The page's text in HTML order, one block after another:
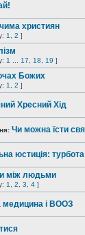
християн
1 2 ]
1 17 18 19 ]
Божих
1 2 ]
Хресний Хід
Чи можна їсти
юстиція: турбота
між людьми
1 2 3 4 ]
медицина і ВООЗ